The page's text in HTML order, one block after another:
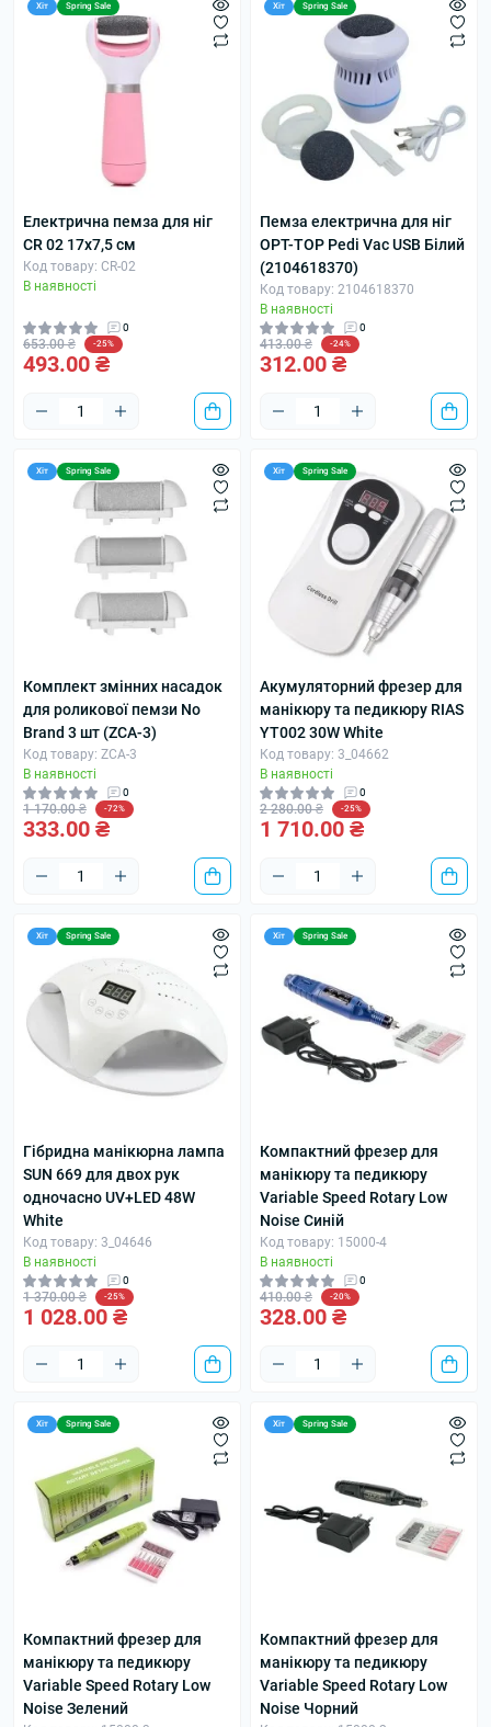
Хіт Spring Sale
Електрична пемза для ніг
CR 02 17х7,5 см
Код товару: CR-02
В наявності
0
653.00 ₴ -25%
493.00 ₴
Хіт Spring Sale
Пемза електрична для ніг
OPT-TOP Pedi Vac USB Білий
(2104618370)
Код товару: 2104618370
В наявності
0
413.00 ₴ -24%
312.00 ₴
Хіт Spring Sale
Комплект змінних насадок
для роликової пемзи No
Brand 3 шт (ZCA-3)
Код товару: ZCA-3
В наявності
0
1 170.00 ₴ -72%
333.00 ₴
Хіт Spring Sale
Акумуляторний фрезер для
манікюру та педикюру RIAS
YT002 30W White
Код товару: 3_04662
В наявності
0
2 280.00 ₴ -25%
1 710.00 ₴
Хіт Spring Sale
Гібридна манікюрна лампа
SUN 669 для двох рук
одночасно UV+LED 48W
White
Код товару: 3_04646
В наявності
0
1 370.00 ₴ -25%
1 028.00 ₴
Хіт Spring Sale
Компактний фрезер для
манікюру та педикюру
Variable Speed Rotary Low
Noise Синій
Код товару: 15000-4
В наявності
0
410.00 ₴ -20%
328.00 ₴
Хіт Spring Sale
Компактний фрезер для
манікюру та педикюру
Variable Speed Rotary Low
Noise Зелений
Хіт Spring Sale
Компактний фрезер для
манікюру та педикюру
Variable Speed Rotary Low
Noise Чорний